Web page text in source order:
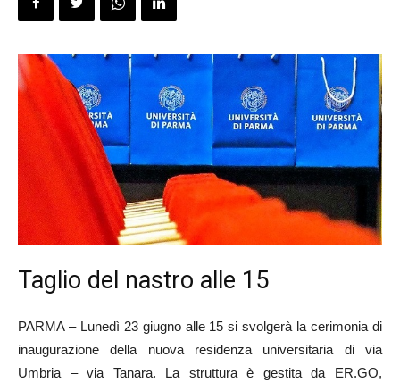
Taglio del nastro alle 15
PARMA – Lunedì 23 giugno alle 15 si svolgerà la cerimonia di
inaugurazione della nuova residenza universitaria di via
Umbria – via Tanara. La struttura è gestita da ER.GO,